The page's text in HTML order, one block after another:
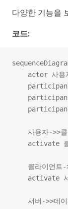
다양한 기능을
코드:
actor 사용
사용자->>
activate
클라이언트
activate
서버->>데